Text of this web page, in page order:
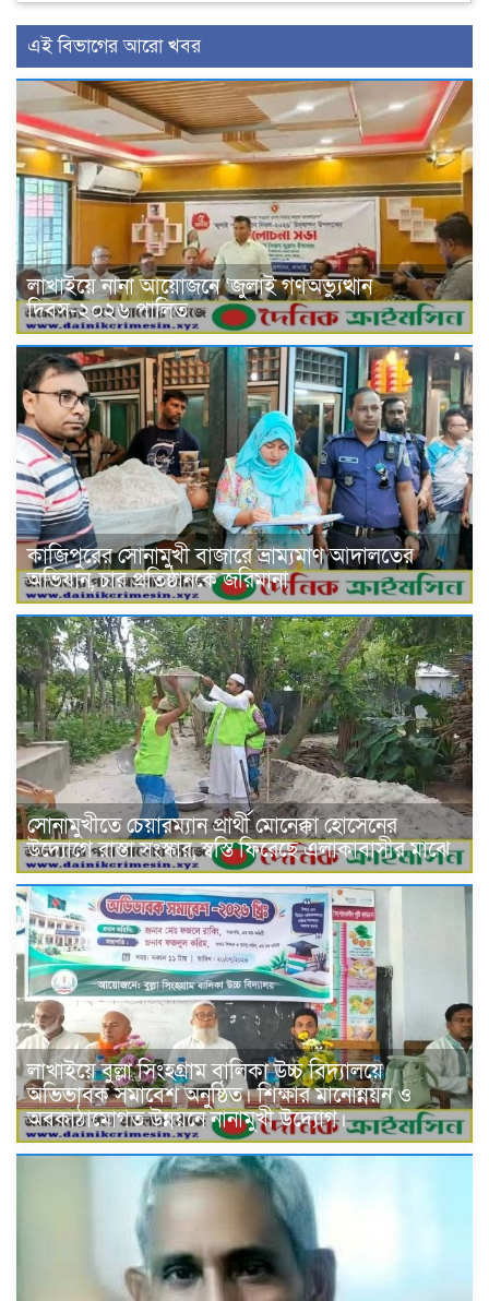
এই বিভাগের আরো খবর
লাখাইয়ে নানা আয়োজনে ‘জুলাই গণঅভ্যুত্থান
দিবস-২০২৬ পালিত
কাজিপুরের সোনামুখী বাজারে ভ্রাম্যমাণ আদালতের
অভিযান, চার প্রতিষ্ঠানকে জরিমানা
সোনামুখীতে চেয়ারম্যান প্রার্থী মোনেক্কা হোসেনের
উদ্যোগে রাস্তা সংস্কার, স্বস্তি ফিরেছে এলাকাবাসীর মাঝে
লাখাইয়ে বুল্লা সিংহগ্রাম বালিকা উচ্চ বিদ্যালয়ে
অভিভাবক সমাবেশ অনুষ্ঠিত। শিক্ষার মানোন্নয়ন ও
অবকাঠামোগত উন্নয়নে নানামুখী উদ্যোগ।